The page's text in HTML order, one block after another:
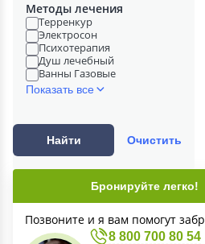
Методы лечения
Терренкур
Электросон
Психотерапия
Душ лечебный
Ванны Газовые
Показать все
Найти Очистить
Бронируйте легко!
Позвоните и я вам помогут
8 800 700 80 54